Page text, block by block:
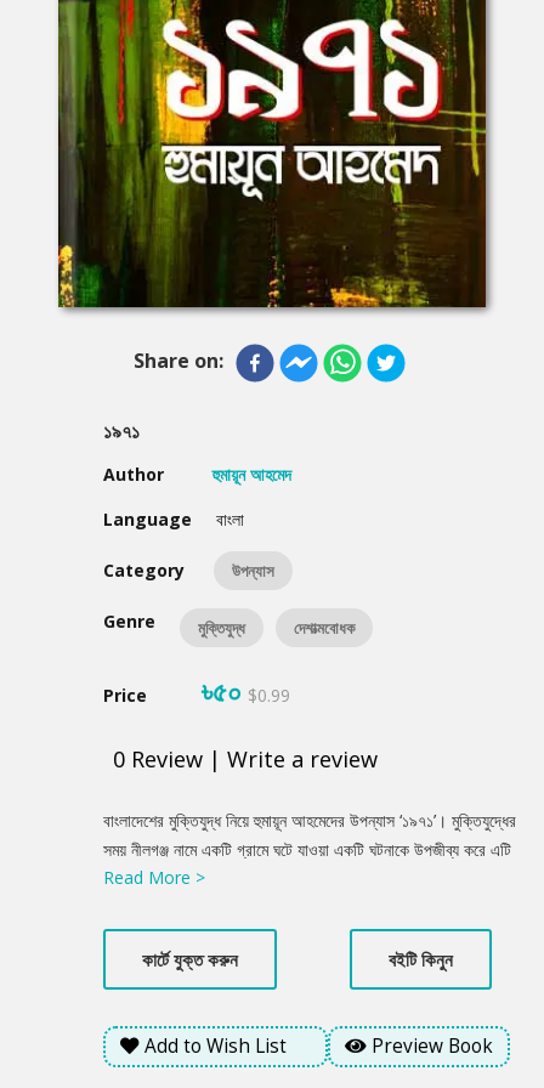
Share on:
১৯৭১
Author
হুমায়ূন আহমেদ
Language
বাংলা
Category উপন্যাস
Genre মুক্তিযুদ্ধ দেশাত্মবোধক
Price ৳৫০ $0.99
0 Review | Write a review
Product
Summery
বাংলাদেশের মুক্তিযুদ্ধ নিয়ে হুমায়ূন আহমেদের উপন্যাস ‘১৯৭১’। মুক্তিযুদ্ধের
সময় নীলগঞ্জ নামে একটি গ্রামে ঘটে যাওয়া একটি ঘটনাকে উপজীব্য করে এটি
রচিত। বাংলাদেশের হাজারো গ্রামের প্রতিনিধিত্ব করছে নীলগঞ্জ। তিনি এই
সম্পর্কে নতুন এক ভাবনার উদ্রেক করে এই উপন্যাস।
Read More >
কার্টে যুক্ত করুন বইটি কিনুন
Add to Wish List Preview Book